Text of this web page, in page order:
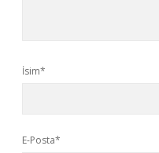
İsim*
E-Posta*